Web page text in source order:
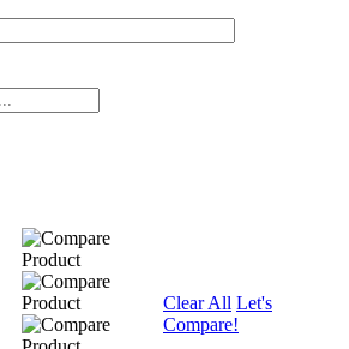
Clear All Let's
Compare!